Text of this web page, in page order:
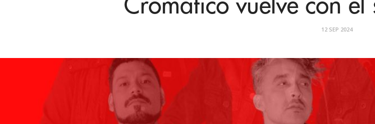
Cromático vuelve con
12 SEP 2024